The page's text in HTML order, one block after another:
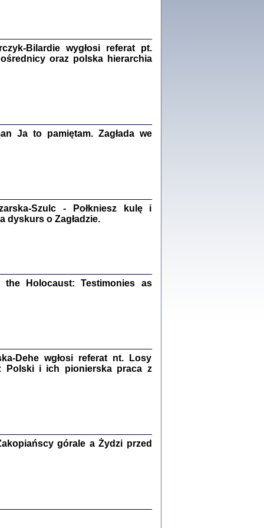
Warszawa 2022
Bańkowska
Kalman Rotgeber
Bańkowska, wstęp Jacek Leociak
Warszawa 2021
NAM KOLEJNA GODZINA ...
Bilardie wygłosi referat pt.
oraz polska hierarchia
Ja to pamiętam. Zagłada we
Szulc - Połkniesz kulę i
dyskurs o Zagładzie.
the Holocaust: Testimonies as
Dehe wgłosi referat nt. Losy
Polski i ich pionierska praca z
górale a Żydzi przed